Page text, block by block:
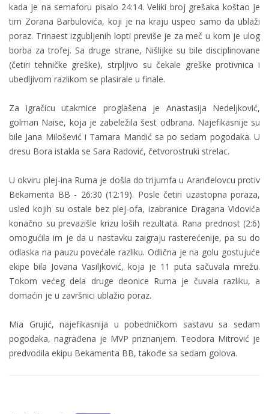
kada je na semaforu pisalo 24:14. Veliki broj grešaka koštao je
tim Zorana Barbulovića, koji je na kraju uspeo samo da ublaži
poraz. Trinaest izgubljenih lopti previše je za meč u kom je ulog
borba za trofej. Sa druge strane, Nišlijke su bile disciplinovane
(četiri tehničke greške), strpljivo su čekale greške protivnica i
ubedljivom razlikom se plasirale u finale.
Za igračicu utakmice proglašena je Anastasija Nedeljković,
golman Naise, koja je zabeležila šest odbrana. Najefikasnije su
bile Jana Milošević i Tamara Mandić sa po sedam pogodaka. U
dresu Bora istakla se Sara Radović, četvorostruki strelac.
U okviru plej-ina Ruma je došla do trijumfa u Aranđelovcu protiv
Bekamenta BB - 26:30 (12:19). Posle četiri uzastopna poraza,
usled kojih su ostale bez plej-ofa, izabranice Dragana Vidovića
konačno su prevazišle krizu loših rezultata. Rana prednost (2:6)
omogućila im je da u nastavku zaigraju rasterećenije, pa su do
odlaska na pauzu povećale razliku. Odlična je na golu gostujuće
ekipe bila Jovana Vasiljković, koja je 11 puta sačuvala mrežu.
Tokom većeg dela druge deonice Ruma je čuvala razliku, a
domaćin je u završnici ublažio poraz.
Mia Grujić, najefikasnija u pobedničkom sastavu sa sedam
pogodaka, nagrađena je MVP priznanjem. Teodora Mitrović je
predvodila ekipu Bekamenta BB, takođe sa sedam golova.